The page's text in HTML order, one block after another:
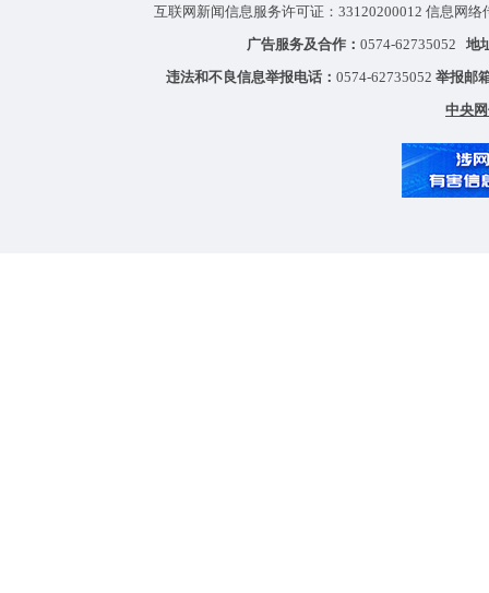
互联网新闻信息服务许可证：33120200012 信息网
广告服务及合作： 0574-62735052 地
违法和不良信息举报电话： 0574-62735052 举报邮
中央